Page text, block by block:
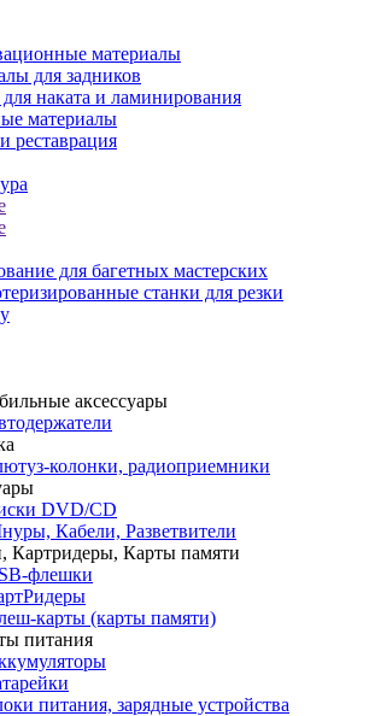
материалы
для задников
наката и ламинирования
материалы
реставрация
для багетных мастерских
станки для резки
аксессуары
колонки, радиоприемники
DVD/CD
Кабели, Разветвители
Картридеры, Карты памяти
флешки
карты (карты памяти)
питания
питания, зарядные устройства